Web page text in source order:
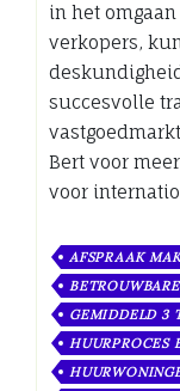
in het
verkopers,
succesvolle
Bert voor
voor
AFSPRAAK
GEMIDDELD 3
HUURPROCES